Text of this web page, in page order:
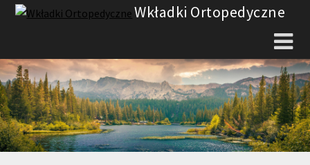
Skip
Wkładki Ortopedyczne